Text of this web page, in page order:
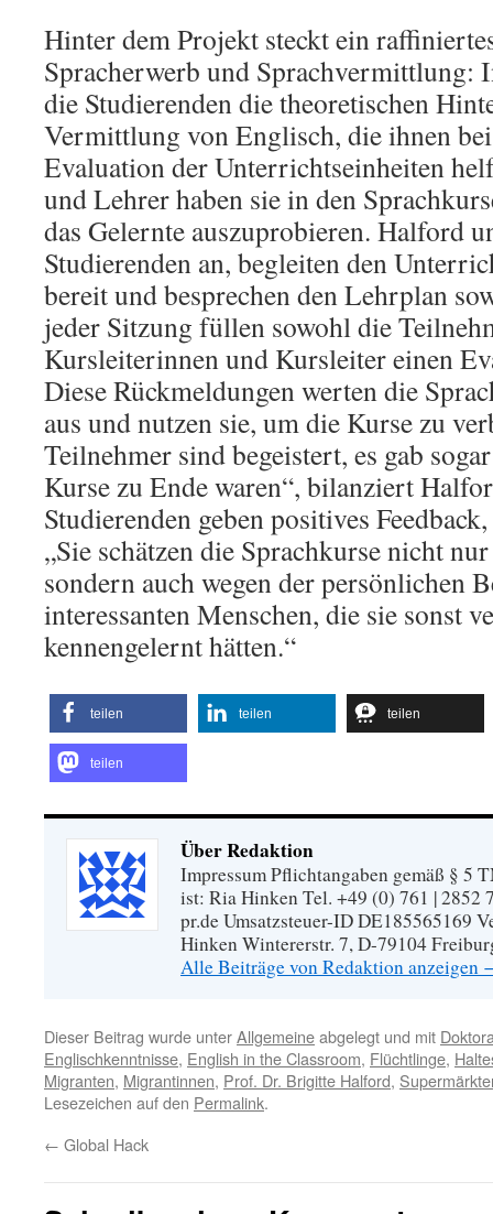
Hinter dem Projekt steckt ein
Spracherwerb und Sprachvermittlung:
die Studierenden die theoretischen
Vermittlung von Englisch, die ihnen
Evaluation der Unterrichtseinheiten
und Lehrer haben sie in den
das Gelernte auszuprobieren. Halford
Studierenden an, begleiten den
bereit und besprechen den Lehrplan
jeder Sitzung füllen sowohl die
Kursleiterinnen und Kursleiter einen
Diese Rückmeldungen werten die
aus und nutzen sie, um die Kurse zu
Teilnehmer sind begeistert, es gab
Kurse zu Ende waren“, bilanziert
Studierenden geben positives
„Sie schätzen die Sprachkurse nicht
sondern auch wegen der persönlichen
interessanten Menschen, die sie sonst
kennengelernt hätten.“
teilen teilen teilen
teilen
Über Redaktion
Impressum Pflichtangaben gemäß § 5
ist: Ria Hinken Tel. +49 (0) 761 | 2852
pr.de Umsatzsteuer-ID DE185565169
Hinken Wintererstr. 7, D-79104
Alle Beiträge von Redaktion anzeigen
Dieser Beitrag wurde unterAllgemeineabgelegt und mit
Englischkenntnisse, English in the Classroom, Flüchtlinge,
Migranten, Migrantinnen, Prof. Dr. Brigitte Halford,
Lesezeichen auf den Permalink.
← Global Hack